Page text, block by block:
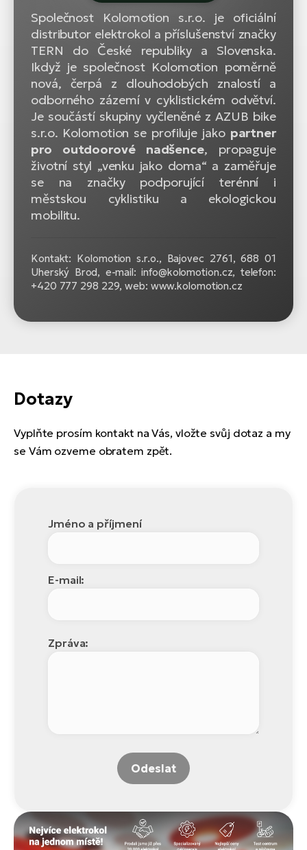
Společnost Kolomotion s.r.o. je oficiální
distributor elektrokol a příslušenství značky
TERN do České republiky a Slovenska.
Ikdyž je společnost Kolomotion poměrně
nová, čerpá z dlouhodobých znalostí a
odborného zázemí v cyklistickém odvětví.
Je součástí skupiny vyčleněné z AZUB bike
s.r.o. Kolomotion se profiluje jako partner
pro outdoorové nadšence, propaguje
životní styl „venku jako doma“ a zaměřuje
se na značky podporující terénní i
městskou cyklistiku a ekologickou
mobilitu.
Kontakt: Kolomotion s.r.o., Bajovec 2761, 688 01
Uherský Brod, e-mail: info@kolomotion.cz, telefon:
+420 777 298 229, web: www.kolomotion.cz
Dotazy
Vyplňte prosím kontakt na Vás, vložte svůj dotaz a my
se Vám ozveme obratem zpět.
Jméno a příjmení
E-mail:
Zpráva:
Odeslat